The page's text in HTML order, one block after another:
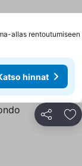
allas rentoutumiseen
hinnat
Jaa